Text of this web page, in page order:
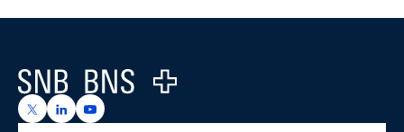
Logo
https://x.com/snb_bns
https://ch.linkedin.com/company/swiss-national-
https://www.youtube.com/@swissnationalbank